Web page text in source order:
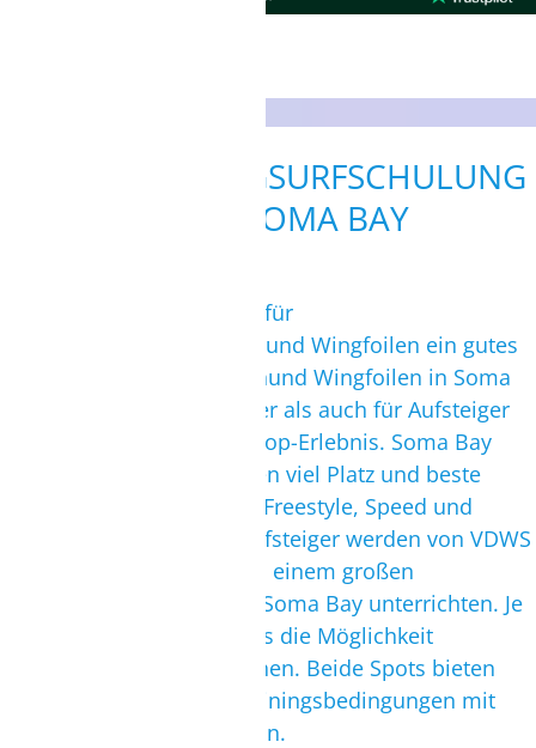
KITE- UND WINGSURFSCHULUNG
IN DER SOMA BAY
Generell ist die Soma Bay für
alleKönnensstufenimKitenund Wingfoilen ein gutes
Trainingsrevier. DennKitenund Wingfoilen in Soma
Bay ist sowohl für Anfänger als auch für Aufsteiger
und Fortgeschrittene ein Top-Erlebnis. Soma Bay
bietet zumKitenund Wingen viel Platz und beste
Bedingungen fürFreeride, Freestyle, Speed und
Sprünge. Anfänger und Aufsteiger werden von VDWS
zertifizierten Kitelehrern in einem großen
Stehbereich mitten in der Soma Bay unterrichten. Je
nach Ebbe oder Flut gibt es die Möglichkeit
zurSafagaInsel auszuweichen. Beide Spots bieten
ideale Schulungs- und Trainingsbedingungen mit
einem großen Stehrevier an.